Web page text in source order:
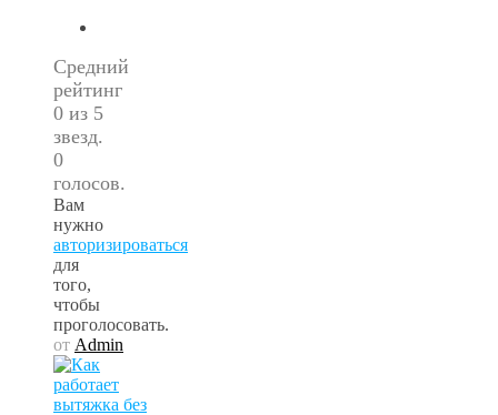
Средний
рейтинг
0 из 5
звезд.
0
голосов.
Вам
нужно
авторизироваться
для
того,
чтобы
проголосовать.
от Admin